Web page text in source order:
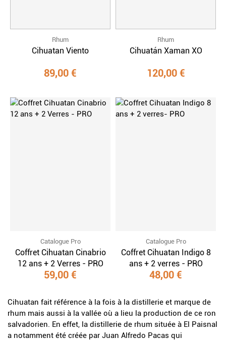
Rhum
Cihuatan Viento
89,00 €
Rhum
Cihuatán Xaman XO
120,00 €
Catalogue Pro
Coffret Cihuatan Cinabrio
12 ans + 2 Verres - PRO
59,00 €
Catalogue Pro
Coffret Cihuatan Indigo 8
ans + 2 verres - PRO
48,00 €
Cihuatan fait référence à la fois à la distillerie et marque de
rhum mais aussi à la vallée où a lieu la production de ce ron
salvadorien. En effet, la distillerie de rhum située à El Paisnal
a notamment été créée par Juan Alfredo Pacas qui